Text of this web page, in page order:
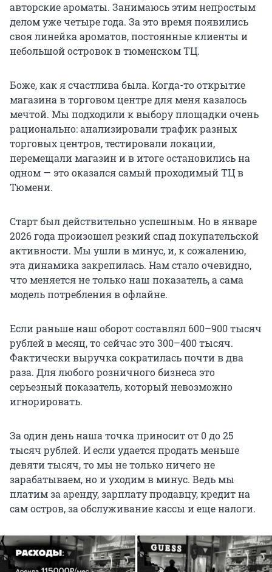
авторские ароматы. Занимаюсь этим непростым
делом уже четыре года. За это время появились
своя линейка ароматов, постоянные клиенты и
небольшой островок в тюменском ТЦ.
Боже, как я счастлива была. Когда-то открытие
магазина в торговом центре для меня казалось
мечтой. Мы подходили к выбору площадки очень
рационально: анализировали трафик разных
торговых центров, тестировали локации,
перемещали магазин и в итоге остановились на
одном — это оказался самый проходимый ТЦ в
Тюмени.
Старт был действительно успешным. Но в январе
2026 года произошел резкий спад покупательской
активности. Мы ушли в минус, и, к сожалению,
эта динамика закрепилась. Нам стало очевидно,
что меняется не только наш показатель, а сама
модель потребления в офлайне.
Если раньше наш оборот составлял 600–900 тысяч
рублей в месяц, то сейчас это 300–400 тысяч.
Фактически выручка сократилась почти в два
раза. Для любого розничного бизнеса это
серьезный показатель, который невозможно
игнорировать.
За один день наша точка приносит от 0 до 25
тысяч рублей. И если удается продать меньше
девяти тысяч, то мы не только ничего не
зарабатываем, но и уходим в минус. Ведь мы
платим за аренду, зарплату продавцу, кредит на
сам остров, за обслуживание кассы и еще налоги.